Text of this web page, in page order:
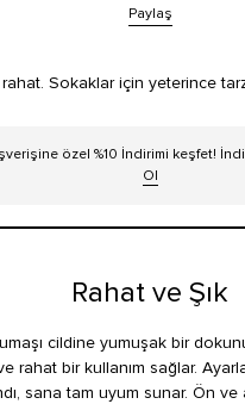
Paylaş
Sokaklar için yeterince
özel %10 İndirimi keşfet!
Ol
Rahat ve Şık
cildine yumuşak bir
rahat bir kullanım sağlar.
sana tam uyum sunar. Ön ve